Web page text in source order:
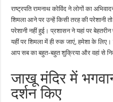
राष्ट्रपति रामनाथ कोविंद ने लोगों का
शिमला आने पर उन्हें किसी तरह की परेशानी
परेशानी नहीं हुई। प्रशासन ने यहां पर
यहीं पर शिमला में ही रुक जाएं, हमेशा के
आप सब का बहुत-बहुत शुक्रिया और वहां से
जाखू मंदिर में
दर्शन किए